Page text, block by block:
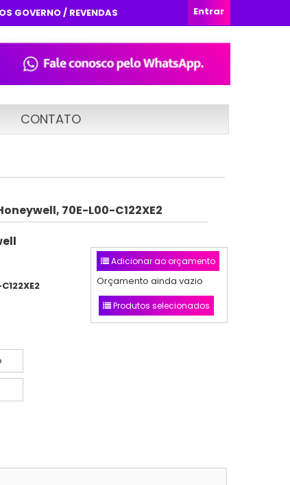
Entrar
GOVERNO / REVENDAS
CONTATO
70E-L00-C122XE2
Adicionar ao orçamento
Orçamento ainda vazio
Produtos selecionados